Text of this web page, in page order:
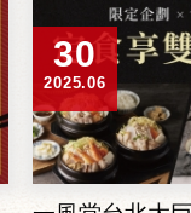
30
2025.06